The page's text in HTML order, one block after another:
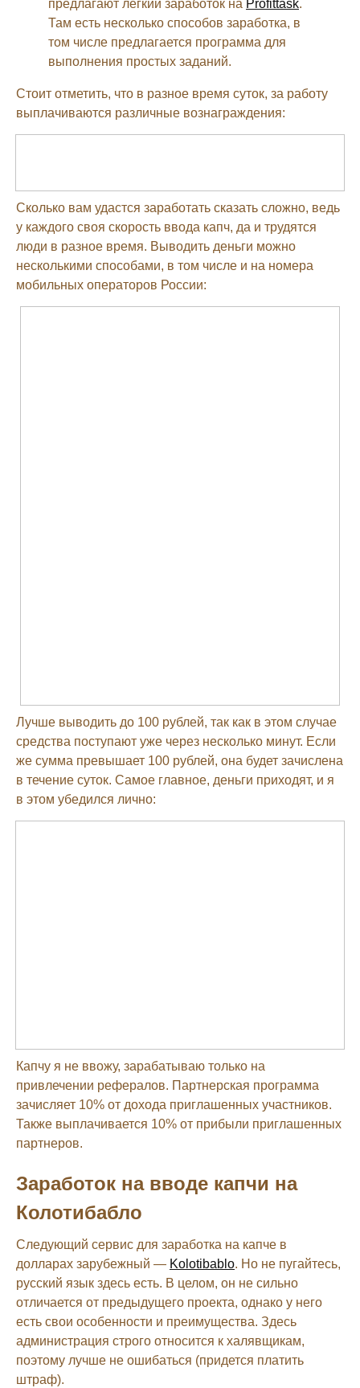
предлагают легкий заработок на Profittask.
Там есть несколько способов заработка, в
том числе предлагается программа для
выполнения простых заданий.
Стоит отметить, что в разное время суток, за работу
выплачиваются различные вознаграждения:
Сколько вам удастся заработать сказать сложно, ведь
у каждого своя скорость ввода капч, да и трудятся
люди в разное время. Выводить деньги можно
несколькими способами, в том числе и на номера
мобильных операторов России:
Лучше выводить до 100 рублей, так как в этом случае
средства поступают уже через несколько минут. Если
же сумма превышает 100 рублей, она будет зачислена
в течение суток. Самое главное, деньги приходят, и я
в этом убедился лично:
Капчу я не ввожу, зарабатываю только на
привлечении рефералов. Партнерская программа
зачисляет 10% от дохода приглашенных участников.
Также выплачивается 10% от прибыли приглашенных
партнеров.
Заработок на вводе капчи на
Колотибабло
Следующий сервис для заработка на капче в
долларах зарубежный — Kolotibablo. Но не пугайтесь,
русский язык здесь есть. В целом, он не сильно
отличается от предыдущего проекта, однако у него
есть свои особенности и преимущества. Здесь
администрация строго относится к халявщикам,
поэтому лучше не ошибаться (придется платить
штраф).